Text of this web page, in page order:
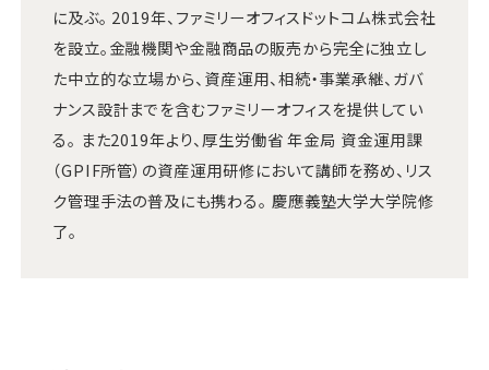
に及ぶ。 2019年、ファミリーオフィスドットコム株式会社
を設立。金融機関や金融商品の販売から完全に独立し
た中立的な立場から、資産運用、相続・事業承継、ガバ
ナンス設計までを含むファミリーオフィスを提供してい
る。 また2019年より、厚生労働省 年金局 資金運用課
（GPIF所管）の資産運用研修において講師を務め、リス
ク管理手法の普及にも携わる。 慶應義塾大学大学院修
了。